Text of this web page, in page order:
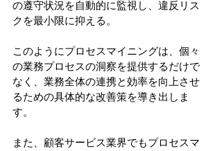
の遵守状況を自動的に監視し、違反リス
クを最小限に抑える。
このようにプロセスマイニングは、個々
の業務プロセスの洞察を提供するだけで
なく、業務全体の連携と効率を向上させ
るための具体的な改善策を導き出しま
す。
また、顧客サービス業界でもプロセスマ